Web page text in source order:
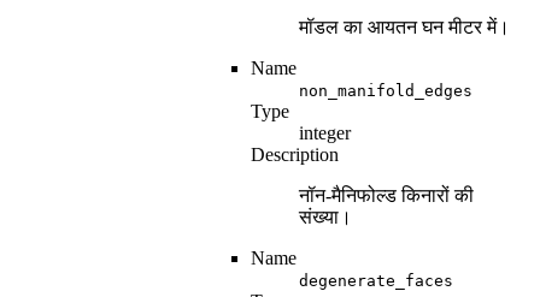
मॉडल का आयतन घन मीटर में।
Name
non_manifold_edges
Type
integer
Description
नॉन-मैनिफोल्ड किनारों की
संख्या।
Name
degenerate_faces